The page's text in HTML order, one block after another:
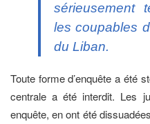
sérieusement
les coupables
du Liban.
Toute forme d’enquête a été
centrale a été interdit. Les
enquête, en ont été